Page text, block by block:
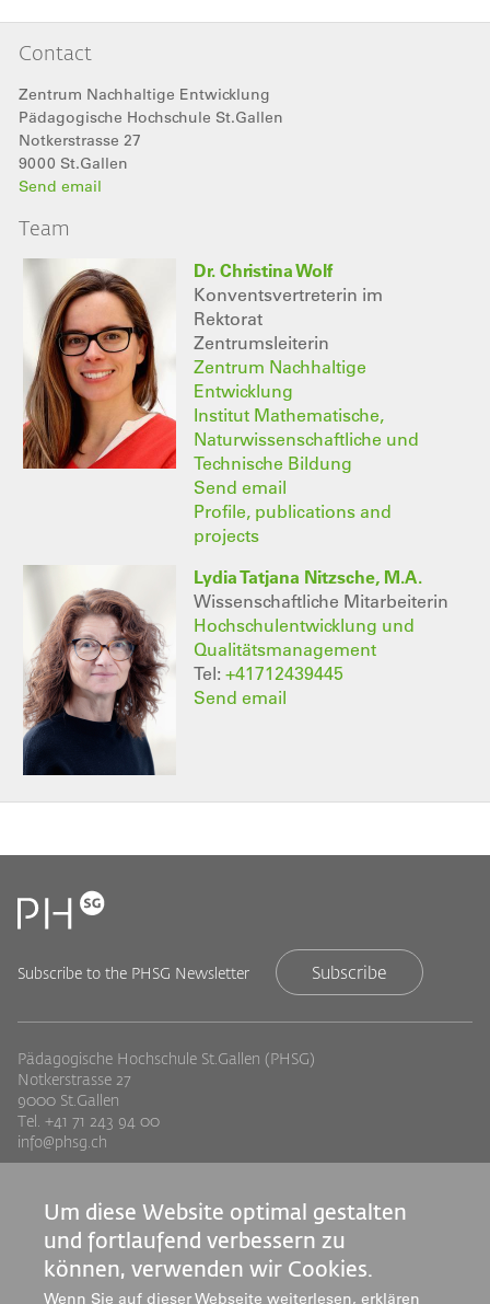
Contact
Zentrum Nachhaltige Entwicklung
Pädagogische Hochschule St.Gallen
Notkerstrasse 27
9000 St.Gallen
Send email
Team
Dr. Christina Wolf
Konventsvertreterin im
Rektorat
Zentrumsleiterin
Zentrum Nachhaltige
Entwicklung
Institut Mathematische,
Naturwissenschaftliche und
Technische Bildung
Send email
Profile, publications and
projects
Lydia Tatjana Nitzsche, M.A.
Wissenschaftliche Mitarbeiterin
Hochschulentwicklung und
Qualitätsmanagement
Tel: +41712439445
Send email
Subscribe to the PHSG Newsletter Subscribe
Pädagogische Hochschule St.Gallen (PHSG)
Notkerstrasse 27
9000 St.Gallen
Tel. +41 71 243 94 00
info@phsg.ch
Links
Jobs
Medien
Mediatheken
rechts
Weiterbildung
Forschung & Entwicklung
Dienstleistung
Um diese Website optimal gestalten
und fortlaufend verbessern zu
können, verwenden wir Cookies.
Wenn Sie auf dieser Webseite weiterlesen, erklären